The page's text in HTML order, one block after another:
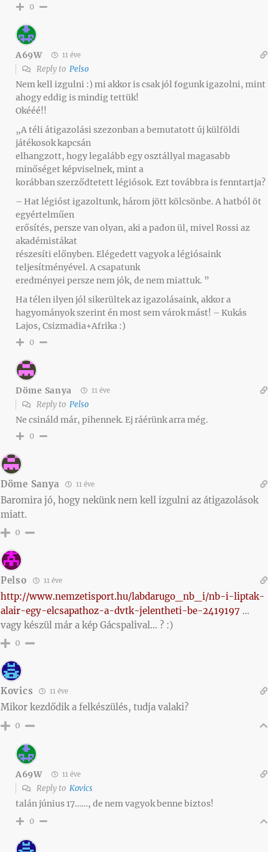
0
A69W 11 éve
Reply to Pelso
Nem kell izgulni :) mi akkor is csak jól fogunk igazolni, mint
ahogy eddig is mindig tettük!
Okééé!!
„A téli átigazolási szezonban a bemutatott új külföldi
játékosok kapcsán
elhangzott, hogy legalább egy osztállyal magasabb
minőséget képviselnek, mint a
korábban szerződtetett légiósok. Ezt továbbra is fenntartja?
– Hat légióst igazoltunk, három jött kölcsönbe. A hatból öt
egyértelműen
erősítés, persze van olyan, aki a padon ül, mivel Rossi az
akadémistákat
részesíti előnyben. Elégedett vagyok a légiósaink
teljesítményével. A csapatunk
eredményei persze nem jók, de nem miattuk. ”
Ha télen ilyen jól sikerültek az igazolásaink, akkor a
hagyományok szerint én most sem várok mást! – Kukás
Lajos, Csizmadia+Afrika :)
0
Döme Sanya 11 éve
Reply to Pelso
Ne csináld már, pihennek. Ej ráérünk arra még.
0
Döme Sanya 11 éve
Baromira jó, hogy nekünk nem kell izgulni az átigazolások
miatt.
0
Pelso 11 éve
http://www.nemzetisport.hu/labdarugo_nb_i/nb-i-liptak-
alair-egy-elcsapathoz-a-dvtk-jelentheti-be-2419197 …
vagy készül már a kép Gácspalival… ? :)
0
Kovics 11 éve
Mikor kezdődik a felkészülés, tudja valaki?
0
A69W 11 éve
Reply to Kovics
talán június 17……, de nem vagyok benne biztos!
0